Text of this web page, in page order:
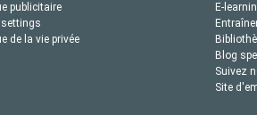
publicitaire
settings
de la vie privée
E-
Blog
Suivez
Site